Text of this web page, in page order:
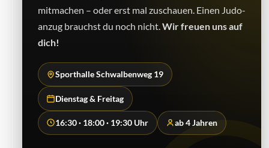
mitmachen – oder erst mal zuschauen. Einen Judo­
anzug brauchst du noch nicht.Wir freuen uns auf
dich!
Sporthalle Schwalbenweg 19
Dienstag & Freitag
16:30 · 18:00 · 19:30 Uhr ab 4 Jahren